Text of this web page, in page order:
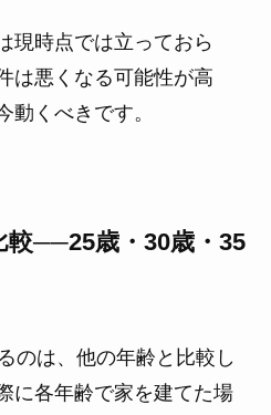
現時点では立っておら
は悪くなる可能性が高
動くべきです。
較──25歳・30歳・35
のは、他の年齢と比較し
に各年齢で家を建てた場